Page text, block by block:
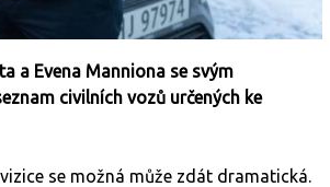
a Evena Manniona se svým
civilních vozů určených ke
se možná může zdát dramatická.